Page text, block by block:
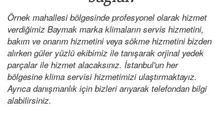
Örnek mahallesi bölgesinde profesyonel olarak hizmet
verdiğimiz Baymak marka klimaların servis hizmetini,
bakım ve onarım hizmetini veya sökme hizmetini bizden
alırken güler yüzlü ekibimiz ile tanışarak orjinal yedek
parçalar ile hizmet alacaksınız. İstanbul'un her
bölgesine klima servisi hizmetimizi ulaştırmaktayız.
Ayrıca danışmanlık için bizleri arıyarak telefondan bilgi
alabilirsiniz.